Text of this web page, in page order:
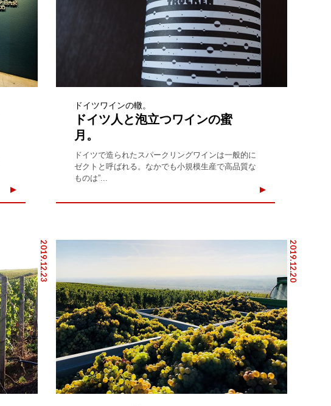
ドイツワインの轍。
ドイツ人と泡立つワインの蜜
月。
ドイツで造られたスパークリングワインは一般的に
ゼクトと呼ばれる。なかでも小規模生産で高品質な
ものは”...
2019.12.23 2019.12.20